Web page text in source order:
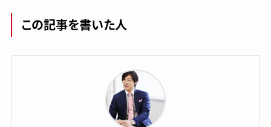
この記事を書いた人